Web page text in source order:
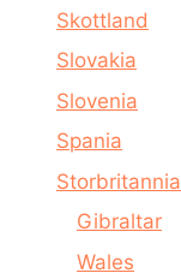
Skottland
Slovakia
Slovenia
Spania
Storbritannia
Gibraltar
Wales